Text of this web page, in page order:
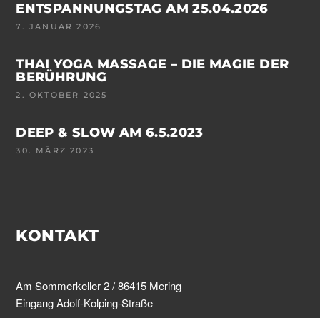
ENTSPANNUNGSTAG AM 25.04.2026
7. JANUAR 2026
THAI YOGA MASSAGE – DIE MAGIE DER
BERÜHRUNG
2. OKTOBER 2025
DEEP & SLOW AM 6.5.2023
30. MÄRZ 2023
KONTAKT
Am Sommerkeller 2 / 86415 Mering
Eingang Adolf-Kolping-Straße